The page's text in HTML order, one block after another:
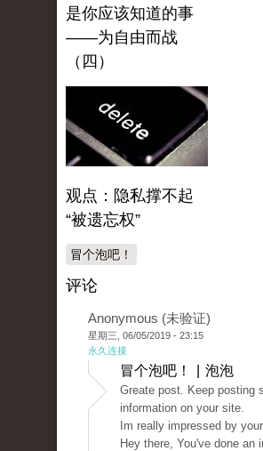
是你应该知道的事
——为自由而战
（四）
观点：隐私撑不起
“被遗忘权”
冒个泡吧！
评论
Anonymous (未验证)
星期三, 06/05/2019 - 23:15
永久连接
冒个泡吧！ | 泡泡
Greate post. Keep posting
information on your site.
Im really impressed by
Hey there, You've done an